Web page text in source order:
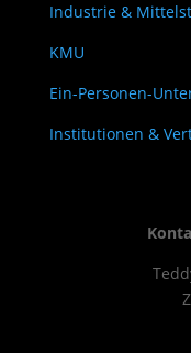
Industrie &
KMU
Ein-Personen-
Institutionen &